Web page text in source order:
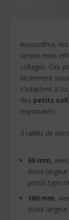
Aujourd’hui,
simple mais
collages. Ces
facilement
s’adaptent à
des petits
importants.
3 tailles de
60 mm,
d’une
précis type
160 mm,
d’une